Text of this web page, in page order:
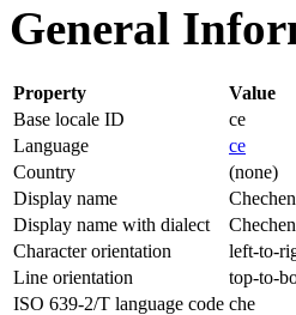
General
Property
Value
Base locale ID
ce
Language
ce
Country
(none)
Display name
Chechen
Display name with dialect
Chechen
Character orientation
left-to-
Line orientation
top-to-
ISO 639-2/T language code che